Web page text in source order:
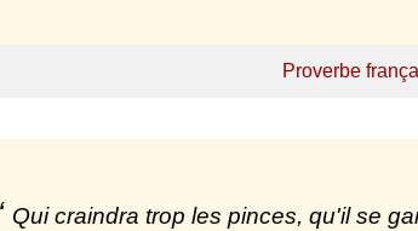
Proverbe
Qui craindra trop les pinces, qu'il se